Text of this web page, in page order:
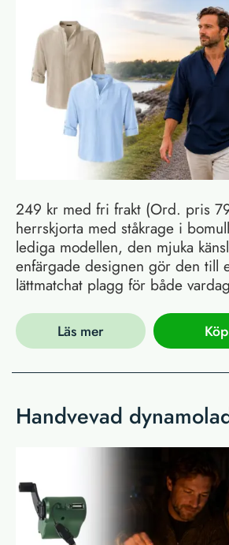
249 kr med fri frakt (Ord. pris
herrskjorta med ståkrage i
lediga modellen, den mjuka
enfärgade designen gör den till
lättmatchat plagg för både
Läs mer Köp
Handvevad